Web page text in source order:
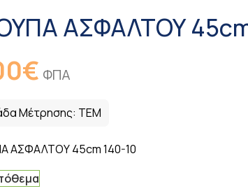
ΑΣΦΑΛΤΟΥ
€ ΦΠΑ
Μέτρησης: ΤΕΜ
ΑΣΦΑΛΤΟΥ 45cm 140-10